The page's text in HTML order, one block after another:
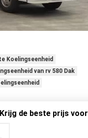
Koelingseenheid
van rv 580 Dak
Krijg de beste prijs voor